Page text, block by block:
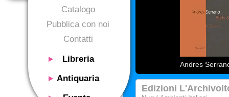
Catalogo
Pubblica con noi
Contatti
Libreria
Presentazione
Antiquaria
Presentazione
Andres
Edizioni